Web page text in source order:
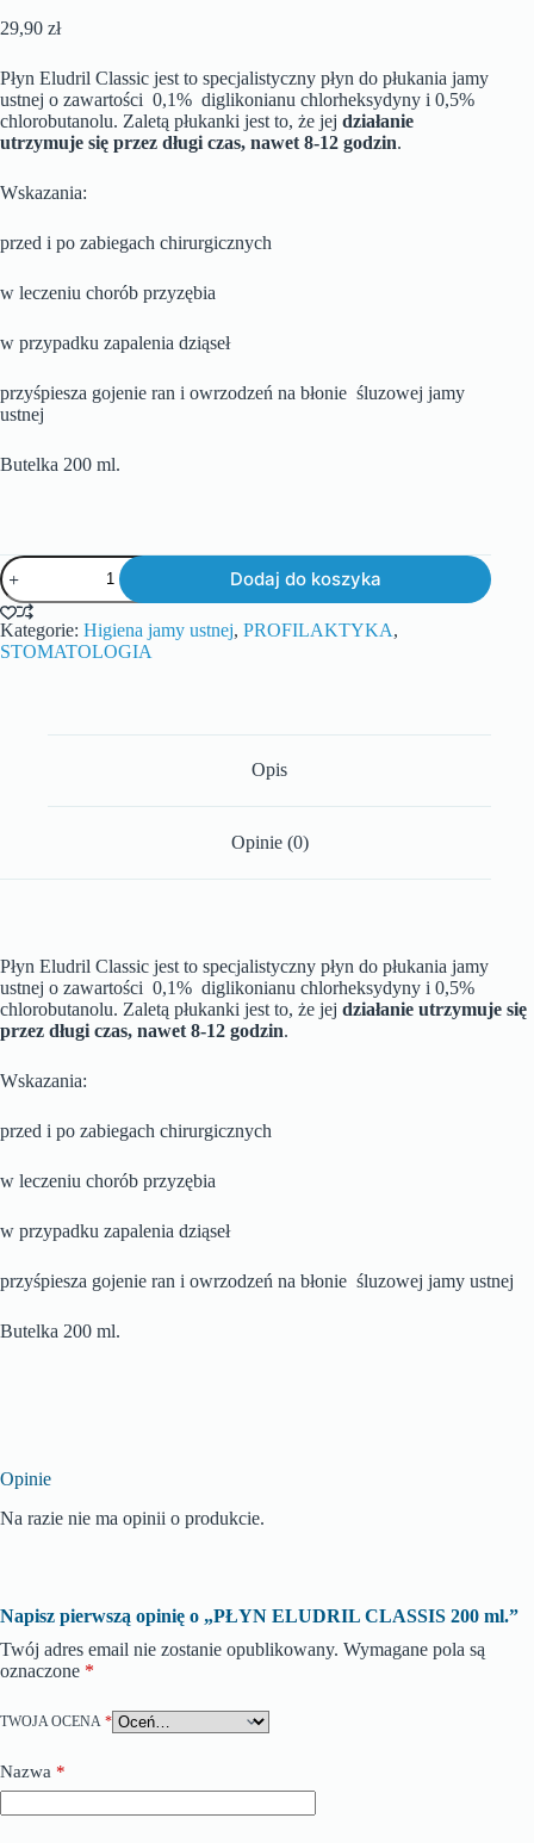
29,90 zł
Płyn Eludril Classic jest to specjalistyczny płyn do płukania jamy
ustnej o zawartości 0,1% diglikonianu chlorheksydyny i 0,5%
chlorobutanolu. Zaletą płukanki jest to, że jej działanie
utrzymuje się przez długi czas, nawet 8-12 godzin.
Wskazania:
przed i po zabiegach chirurgicznych
w leczeniu chorób przyzębia
w przypadku zapalenia dziąseł
przyśpiesza gojenie ran i owrzodzeń na błonie śluzowej jamy
ustnej
Butelka 200 ml.
Dodaj do koszyka
Kategorie: Higiena jamy ustnej, PROFILAKTYKA,
STOMATOLOGIA
Opis
Opinie (0)
Płyn Eludril Classic jest to specjalistyczny płyn do płukania jamy
ustnej o zawartości 0,1% diglikonianu chlorheksydyny i 0,5%
chlorobutanolu. Zaletą płukanki jest to, że jej działanie utrzymuje się
przez długi czas, nawet 8-12 godzin.
Wskazania:
przed i po zabiegach chirurgicznych
w leczeniu chorób przyzębia
w przypadku zapalenia dziąseł
przyśpiesza gojenie ran i owrzodzeń na błonie śluzowej jamy ustnej
Butelka 200 ml.
Opinie
Na razie nie ma opinii o produkcie.
Napisz pierwszą opinię o „PŁYN ELUDRIL CLASSIS 200 ml.”
Twój adres email nie zostanie opublikowany. Wymagane pola są
oznaczone *
TWOJA OCENA *
Nazwa *